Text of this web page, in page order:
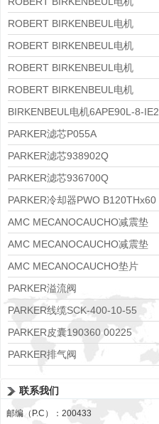
8APE160L-4-IE3
ROBERT BIRKENBEUL电机
8APE112M-6K-IE3
ROBERT BIRKENBEUL电机
8APE100L-2 IE3
ROBERT BIRKENBEUL电机
8APE90S-4 IE3
ROBERT BIRKENBEUL电机
8APE80M-2K-IE3
BIRKENBEUL电机6APE90L-8-IE2
PARKER滤芯P055A
PARKER滤芯938902Q
PARKER滤芯936700Q
PARKER冷却器PWO B120THx60
AMC MECANOCAUCHO减震垫
138552
AMC MECANOCAUCHO减震垫
138551
AMC MECANOCAUCHO垫片
608074
PARKER溢流阀
RE06M35W2N1KWXG087
PARKER线缆SCK-400-10-55
PARKER皮囊190360 00225
PARKER排气阀
联系我们
邮编（P.C）：200433